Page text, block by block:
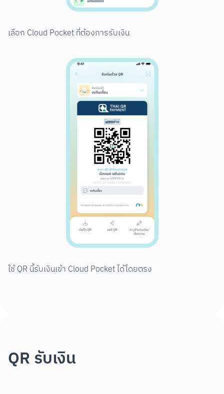
เลือก Cloud Pocket ที่ต้องการรับเงิน
ใช้ QR นี้รับเงินเข้า Cloud Pocket ได้โดยตรง
QR รับเงิน